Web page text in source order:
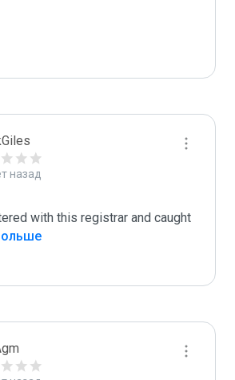
назад
with this registrar and caught